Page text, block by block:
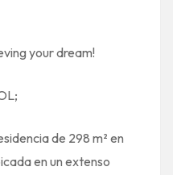
your dream!
de 298 m² en
en un extenso